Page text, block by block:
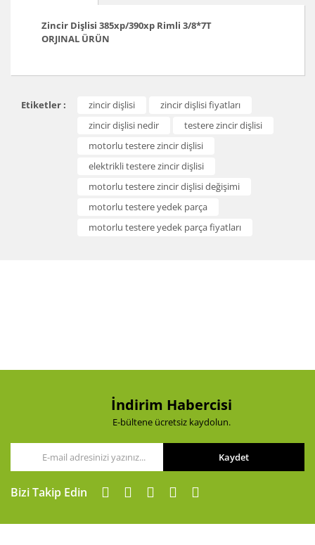
Zincir Dişlisi 385xp/390xp Rimli 3/8*7T
ORJINAL ÜRÜN
diğer konularda yetersiz gördüğünüz noktaları öneri
formunu kullanarak tarafımıza iletebilirsiniz.
Görüş ve önerileriniz için teşekkür ederiz.
Ürün resmi kalitesiz, bozuk veya görüntülenemiyor.
Ürün açıklamasında eksik bilgiler bulunuyor.
Ürün bilgilerinde hatalar bulunuyor.
Ürün fiyatı diğer sitelerden daha pahalı.
Etiketler : zincir dişlisi
zincir dişlisi fiyatları
zincir dişlisi nedir
testere zincir dişlisi
motorlu testere zincir dişlisi
elektrikli testere zincir dişlisi
motorlu testere zincir dişlisi değişimi
motorlu testere yedek parça
motorlu testere yedek parça fiyatları
İndirim Habercisi
E-bültene ücretsiz kaydolun.
Kaydet
Bizi Takip Edin